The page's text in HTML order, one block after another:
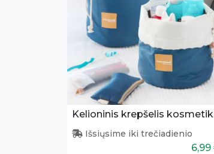
Išsiųsime iki trečiadienio
6,99